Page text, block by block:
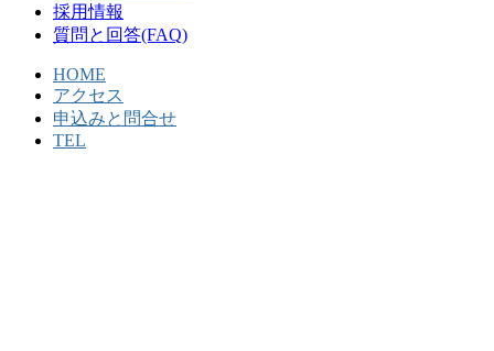
採用情報
質問と回答(FAQ)
HOME
アクセス
申込みと問合せ
TEL